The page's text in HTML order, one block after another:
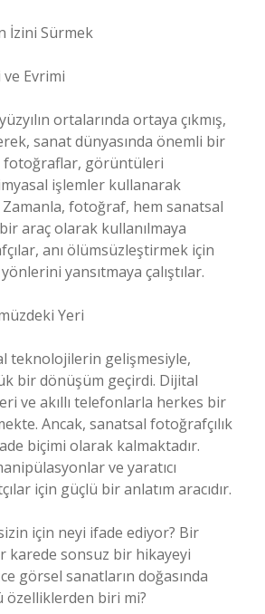
İzini Sürmek
Evrimi
ortalarında ortaya çıkmış,
sanat dünyasında önemli bir
fotoğraflar, görüntüleri
işlemler kullanarak
fotoğraf, hem sanatsal
araç olarak kullanılmaya
anı ölümsüzleştirmek için
yansıtmaya çalıştılar.
Yeri
teknolojilerin gelişmesiyle,
bir dönüşüm geçirdi. Dijital
ve akıllı telefonlarla herkes bir
Ancak, sanatsal fotoğrafçılık
biçimi olarak kalmaktadır.
ve yaratıcı
için güçlü bir anlatım aracıdır.
için neyi ifade ediyor? Bir
karede sonsuz bir hikayeyi
görsel sanatların doğasında
özelliklerden biri mi?